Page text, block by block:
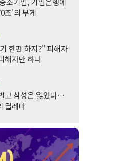
조'의 무게
한판 하지?" 피해자
해자만 하나
고 삼성은 잃었다…
딜레마